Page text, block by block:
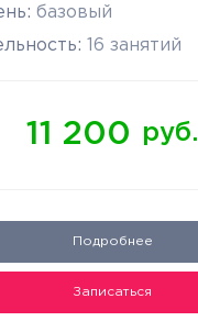
базовый
16 занятий
11 200 руб.
Подробнее
Записаться